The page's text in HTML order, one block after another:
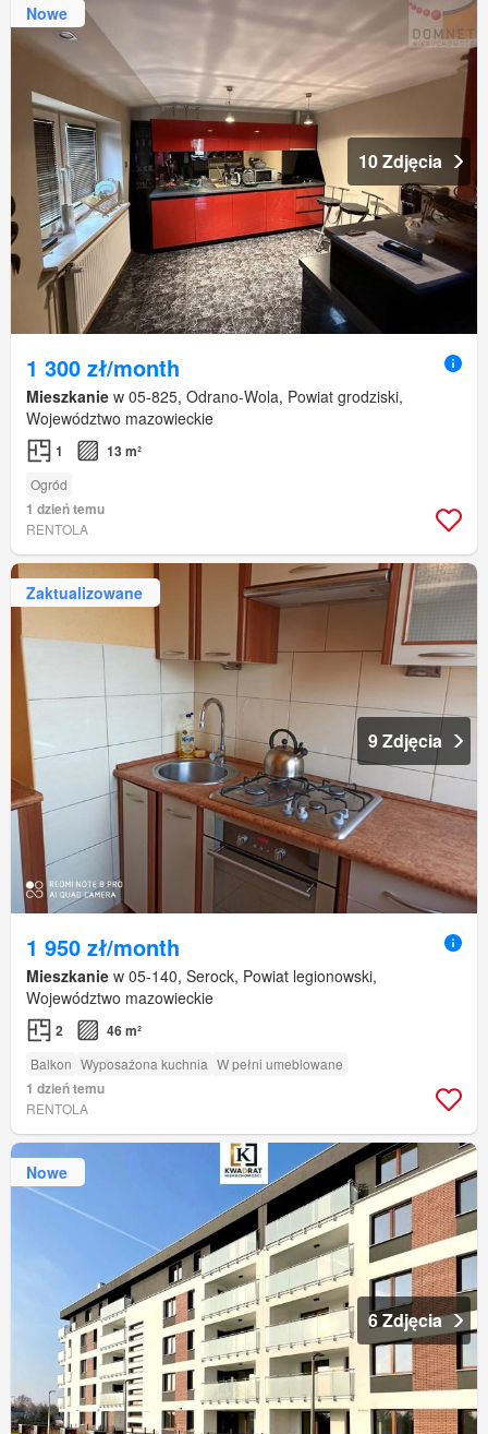
Nowe
10 Zdjęcia
1 300 zł/month
Mieszkanie w 05-825, Odrano-Wola, Powiat grodziski,
Województwo mazowieckie
1 13 m²
Ogród
1 dzień temu
RENTOLA
Zaktualizowane
9 Zdjęcia
1 950 zł/month
Mieszkanie w 05-140, Serock, Powiat legionowski,
Województwo mazowieckie
2 46 m²
Balkon Wyposażona kuchnia W pełni umeblowane
1 dzień temu
RENTOLA
Nowe
6 Zdjęcia